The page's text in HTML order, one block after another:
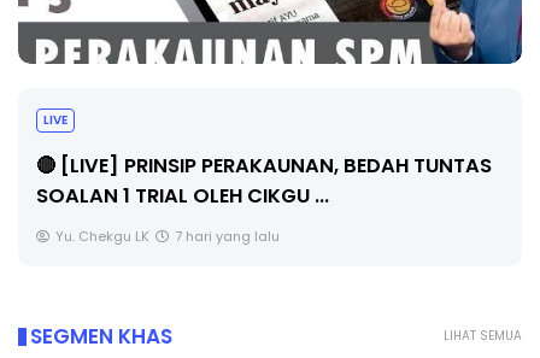
BICARA PROFESIONAL 8 : TIMBALAN KETUA
PENGARAH PENDIDIKAN MALAYSIA
Unknown 9 hari yang lalu
LIHAT SEMUA
SEGMEN KHAS